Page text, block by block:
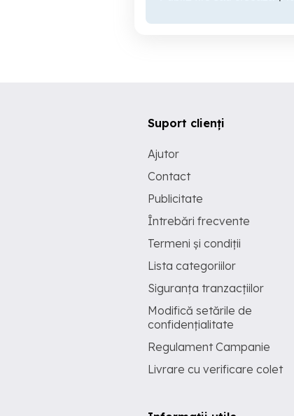
Suport clienți
Ajutor
Contact
Publicitate
Întrebări frecvente
Termeni și condiții
Lista categoriilor
Siguranța tranzacțiilor
Modifică setările de
confidențialitate
Regulament Campanie
Livrare cu verificare colet